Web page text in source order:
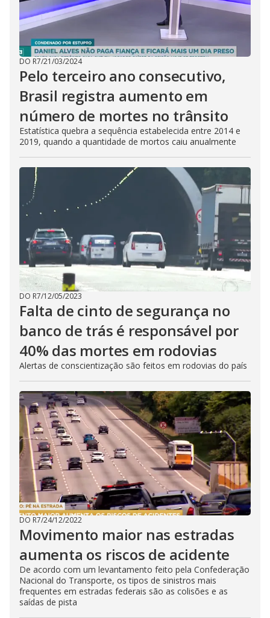
DO R7/21/03/2024
Pelo terceiro ano consecutivo,
Brasil registra aumento em
número de mortes no trânsito
Estatística quebra a sequência estabelecida entre 2014 e
2019, quando a quantidade de mortos caiu anualmente
DO R7/12/05/2023
Falta de cinto de segurança no
banco de trás é responsável por
40% das mortes em rodovias
Alertas de conscientização são feitos em rodovias do país
DO R7/24/12/2022
Movimento maior nas estradas
aumenta os riscos de acidente
De acordo com um levantamento feito pela Confederação
Nacional do Transporte, os tipos de sinistros mais
frequentes em estradas federais são as colisões e as
saídas de pista